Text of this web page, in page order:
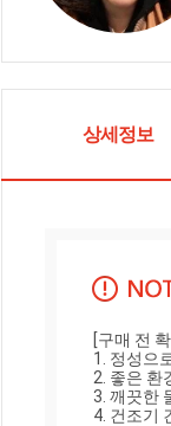
상세정보
[구매 전
1. 정성으
2. 좋은 환
3. 깨끗한
4. 건조기